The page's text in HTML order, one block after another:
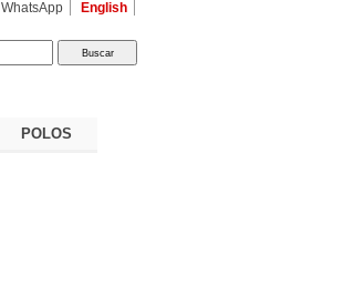
WhatsApp English
POLOS